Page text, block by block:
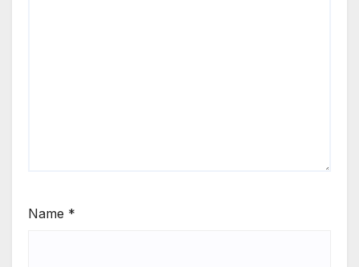
Name *